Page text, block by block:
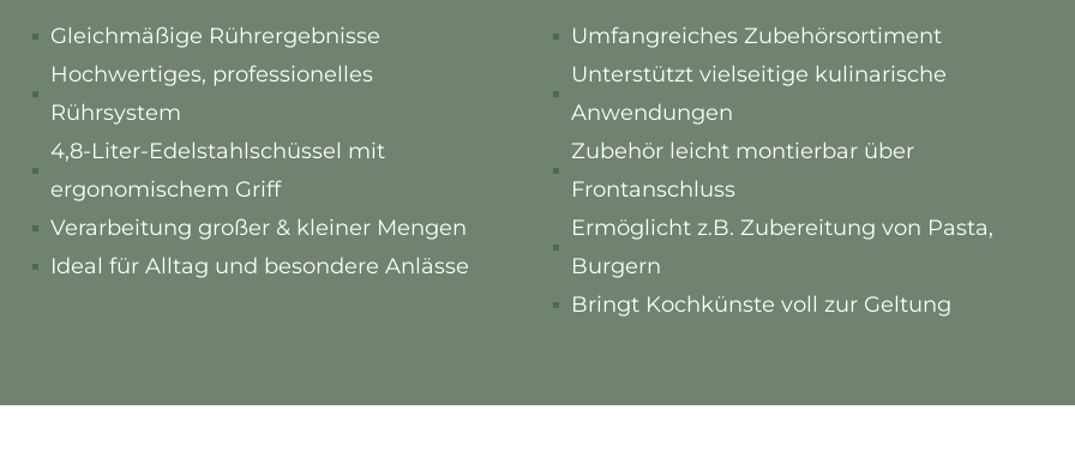
Gleichmäßige Rührergebnisse
Hochwertiges, professionelles
Rührsystem
4,8-Liter-Edelstahlschüssel mit
ergonomischem Griff
Verarbeitung großer & kleiner Mengen
Ideal für Alltag und besondere Anlässe
Umfangreiches Zubehörsortiment
Unterstützt vielseitige kulinarische
Anwendungen
Zubehör leicht montierbar über
Frontanschluss
Ermöglicht z.B. Zubereitung von Pasta,
Burgern
Bringt Kochkünste voll zur Geltung